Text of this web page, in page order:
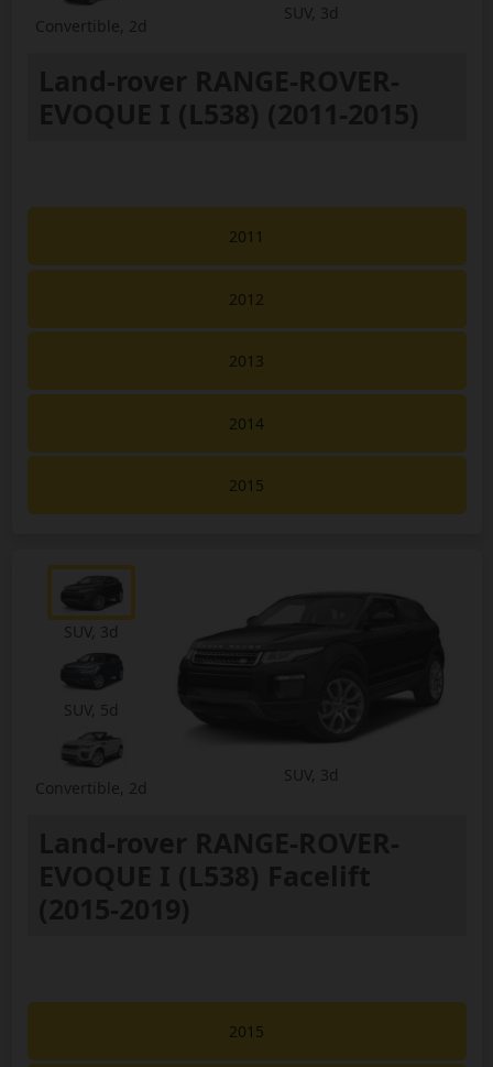
Convertible, 2d
SUV, 3d
2011
2012
2013
2014
2015
SUV, 3d
SUV, 5d
Convertible, 2d
SUV, 3d
2015